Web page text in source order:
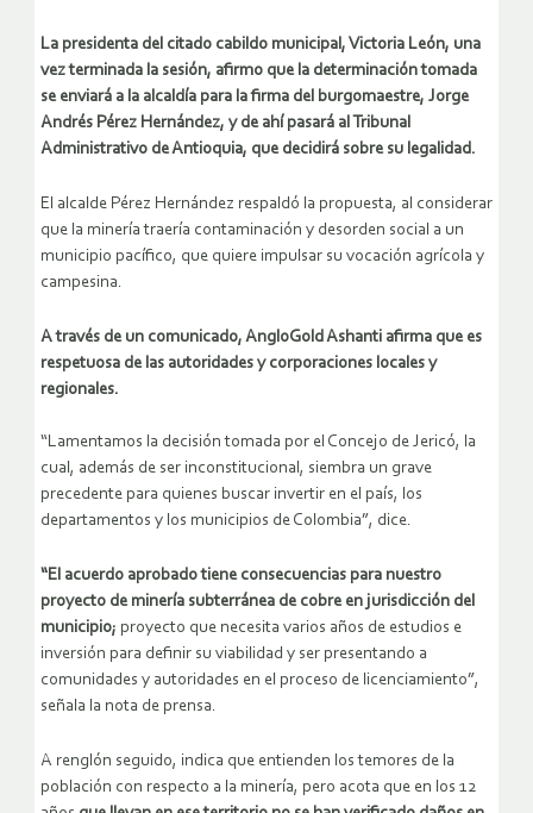
La presidenta del citado cabildo municipal, Victoria León, una
vez terminada la sesión, afirmo que la determinación tomada
se enviará a la alcaldía para la firma del burgomaestre, Jorge
Andrés Pérez Hernández, y de ahí pasará al Tribunal
Administrativo de Antioquia, que decidirá sobre su legalidad.
El alcalde Pérez Hernández respaldó la propuesta, al considerar
que la minería traería contaminación y desorden social a un
municipio pacífico, que quiere impulsar su vocación agrícola y
campesina.
A través de un comunicado, AngloGold Ashanti afirma que es
respetuosa de las autoridades y corporaciones locales y
regionales.
“Lamentamos la decisión tomada por el Concejo de Jericó, la
cual, además de ser inconstitucional, siembra un grave
precedente para quienes buscar invertir en el país, los
departamentos y los municipios de Colombia”, dice.
“El acuerdo aprobado tiene consecuencias para nuestro
proyecto de minería subterránea de cobre en jurisdicción del
municipio; proyecto que necesita varios años de estudios e
inversión para definir su viabilidad y ser presentando a
comunidades y autoridades en el proceso de licenciamiento”,
señala la nota de prensa.
A renglón seguido, indica que entienden los temores de la
población con respecto a la minería, pero acota que en los 12